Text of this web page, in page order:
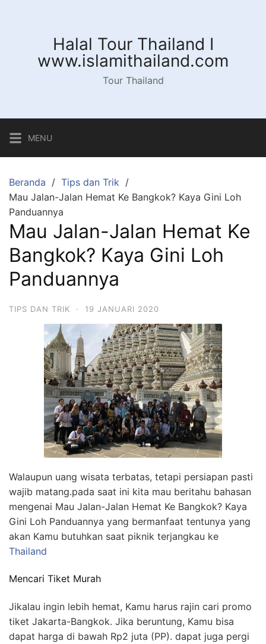
Halal Tour Thailand I
www.islamithailand.com
Tour Thailand
MENU
Beranda
Tips dan Trik
Mau Jalan-Jalan Hemat Ke Bangkok? Kaya Gini Loh
Panduannya
Mau Jalan-Jalan Hemat Ke
Bangkok? Kaya Gini Loh
Panduannya
TIPS DAN TRIK · 19 JANUARI 2020
Walaupun uang wisata terbatas, tetapi persiapan pasti
wajib matang.pada saat ini kita mau beritahu bahasan
mengenai Mau Jalan-Jalan Hemat Ke Bangkok? Kaya
Gini Loh Panduannya yang bermanfaat tentunya yang
akan Kamu butuhkan saat piknik terjangkau ke
Thailand
Mencari Tiket Murah
Jikalau ingin lebih hemat, Kamu harus rajin cari promo
tiket Jakarta-Bangkok. Jika beruntung, Kamu bisa
dapat harga di bawah Rp2 juta (PP). dapat juga pergi